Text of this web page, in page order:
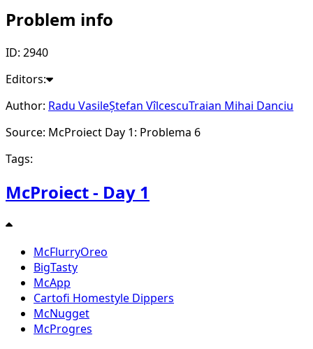
\
\
\
15
\
Problem info
ID: 2940
Editors:
Author: Radu VasileȘtefan VîlcescuTraian Mihai Danciu
Source: McProiect Day 1: Problema 6
Tags:
McProiect - Day 1
McFlurryOreo
BigTasty
McApp
Cartofi Homestyle Dippers
McNugget
McProgres